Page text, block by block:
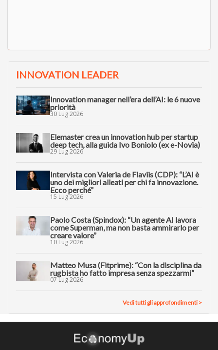
INNOVATION LEADER
Innovation manager nell’era dell’AI: le 6 nuove
priorità
30 Lug 2026
Elemaster crea un innovation hub per startup
deep tech, alla guida Ivo Boniolo (ex e-Novia)
29 Lug 2026
Intervista con Valeria de Flaviis (CDP): “L’AI è
uno dei migliori alleati per chi fa innovazione.
Ecco perché”
15 Lug 2026
Paolo Costa (Spindox): “Un agente AI lavora
come Superman, ma non basta ammirarlo per
creare valore”
10 Lug 2026
Matteo Musa (Fitprime): “Con la disciplina da
rugbista ho fatto impresa senza spezzarmi”
07 Lug 2026
Vedi tutti gli approfondimenti >